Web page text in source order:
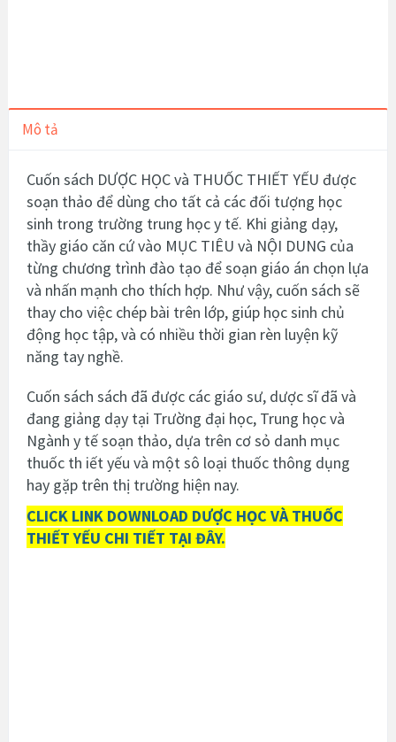
Mô tả
Cuốn sách DƯỢC HỌC và THUỐC THIẾT YẾU được
soạn thảo để dùng cho tất cả các đối tượng học
sinh trong trường trung học y tế. Khi giảng dạy,
thầy giáo căn cứ vào MỤC TIÊU và NỘI DUNG của
từng chương trình đào tạo để soạn giáo án chọn lựa
và nhấn mạnh cho thích hợp. Như vậy, cuốn sách sẽ
thay cho việc chép bài trên lớp, giúp học sinh chủ
động học tập, và có nhiều thời gian rèn luyện kỹ
năng tay nghề.
Cuốn sách sách đã được các giáo sư, dược sĩ đã và
đang giảng dạy tại Trường đại học, Trung học và
Ngành y tế soạn thảo, dựa trên cơ sỏ danh mục
thuốc th iết yếu và một sô loại thuốc thông dụng
hay gặp trên thị trường hiện nay.
CLICK LINK DOWNLOAD DƯỢC HỌC VÀ THUỐC
THIẾT YẾU CHI TIẾT TẠI ĐÂY.